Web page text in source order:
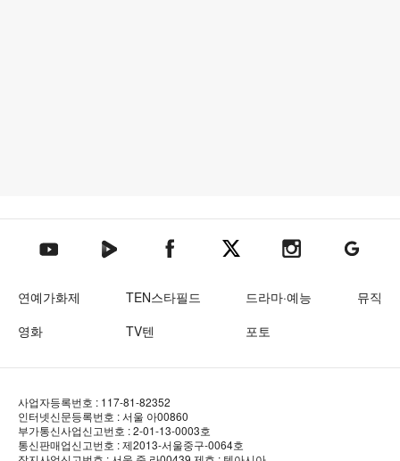
텐아시아 유튜브텐아시아 네이버TV텐아시아 페이스북텐아시아 엑스텐아시아 인스타그램
텐아시아
연예가화제 TEN스타필드 드라마·예능
뮤직
영화
TV텐 포토
사업자등록번호 : 117-81-82352
인터넷신문등록번호 : 서울 아00860
부가통신사업신고번호 : 2-01-13-0003호
통신판매업신고번호 : 제2013-서울중구-0064호